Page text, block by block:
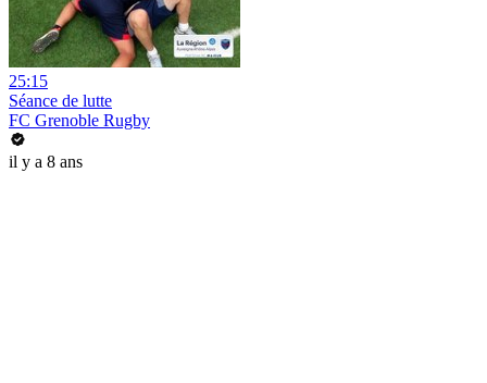
25:15
Séance de lutte
FC Grenoble Rugby
il y a 8 ans